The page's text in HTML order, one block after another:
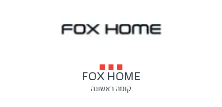
FOX HOME
קומה ראשונה